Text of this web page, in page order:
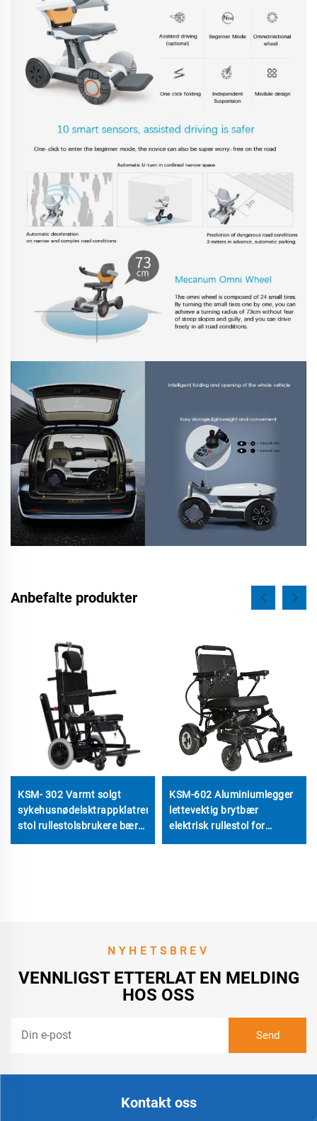
Anbefalte produkter
KSM- 302 Varmt solgt
sykehusnødelsktrappklatrende
stol rullestolsbrukere bærer
KSM-602 Aluminiumlegger
lettevektig brytbær
elektrisk rullestol for
NYHETSBREV
VENNLIGST ETTERLAT EN MELDING
HOS OSS
Kontakt oss